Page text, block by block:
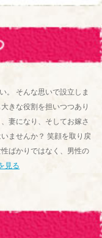
。 そんな思いで設立しま
きな役割を担いつつあり
妻になり、そしてお嫁さ
ませんか？ 笑顔を取り戻
ばかりではなく、男性の
見る